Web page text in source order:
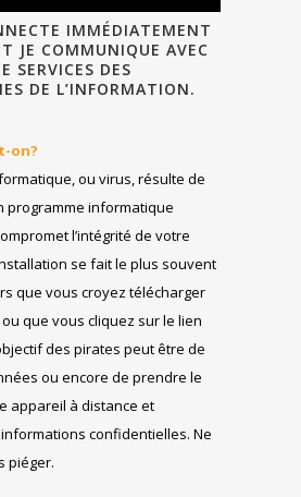
IMMÉDIATEMENT
JE COMMUNIQUE AVEC
SERVICES DES
DE L’INFORMATION.
on?
ou virus, résulte de
programme informatique
l’intégrité de votre
se fait le plus souvent
que vous croyez télécharger
que vous cliquez sur le lien
des pirates peut être de
ou encore de prendre le
appareil à distance et
informations confidentielles. Ne
piéger.